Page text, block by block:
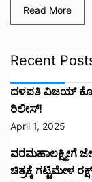
Read More
Recent
ದಳಪತಿ ವಿಜಯ್‌
ರಿಲೀಸ್!
April 1, 2025
ವರಮಹಾಲಕ್ಷ್ಮೀಗೆ
ಚಿತ್ರಕ್ಕೆ ಗಟ್ಟಿಮೇಳ